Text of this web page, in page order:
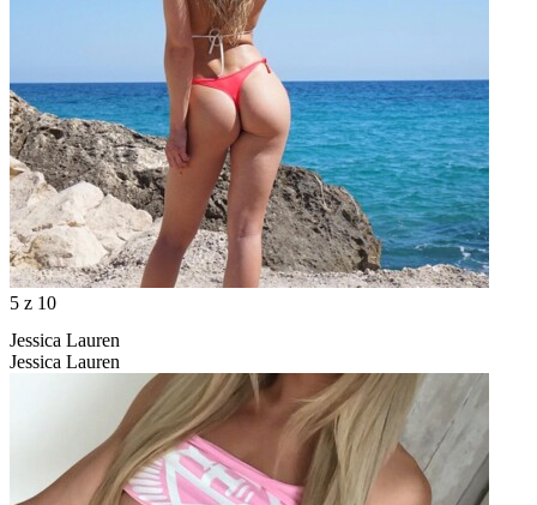
5 z 10
Jessica Lauren
Jessica Lauren